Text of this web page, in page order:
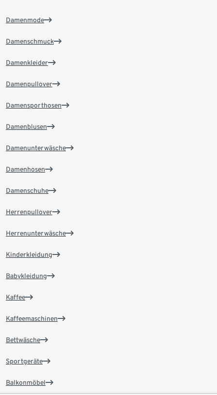
Damenmode
Damenschmuck
Damenkleider
Damenpullover
Damensporthosen
Damenblusen
Damenunterwäsche
Damenhosen
Damenschuhe
Herrenpullover
Herrenunterwäsche
Kinderkleidung
Babykleidung
Kaffee
Kaffeemaschinen
Bettwäsche
Sportgeräte
Balkonmöbel